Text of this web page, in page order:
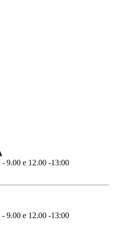
9.00 e 12.00 -13:00
9.00 e 12.00 -13:00